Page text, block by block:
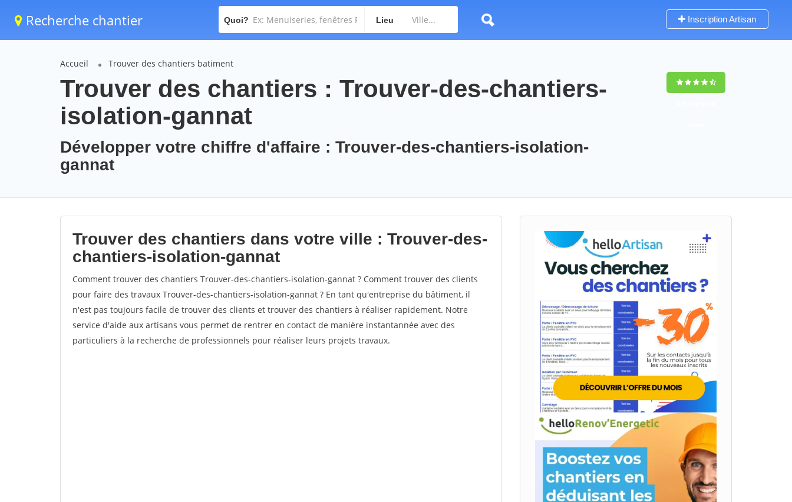
Recherche chantier Quoi? Lieu Inscription Artisan
Accueil Trouver des chantiers batiment
Trouver des chantiers : Trouver-des-chantiers-
isolation-gannat
Développer votre chiffre d'affaire : Trouver-des-chantiers-isolation-
gannat
Trouver des chantiers dans votre ville : Trouver-des-
chantiers-isolation-gannat
Comment trouver des chantiers Trouver-des-chantiers-isolation-gannat ? Comment trouver des clients
pour faire des travaux Trouver-des-chantiers-isolation-gannat ? En tant qu'entreprise du bâtiment, il
n'est pas toujours facile de trouver des clients et trouver des chantiers à réaliser rapidement. Notre
service d'aide aux artisans vous permet de rentrer en contact de manière instantannée avec des
particuliers à la recherche de professionnels pour réaliser leurs projets travaux.